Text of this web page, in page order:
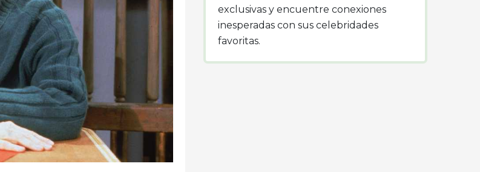
exclusivas y encuentre conexiones
inesperadas con sus celebridades
favoritas.